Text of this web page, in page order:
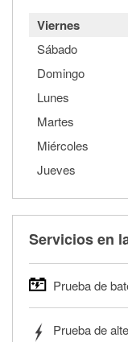
Viernes
Sábado
Domingo
Lunes
Martes
Miércoles
Jueves
Servicios en
Prueba de
autos,Prueba de